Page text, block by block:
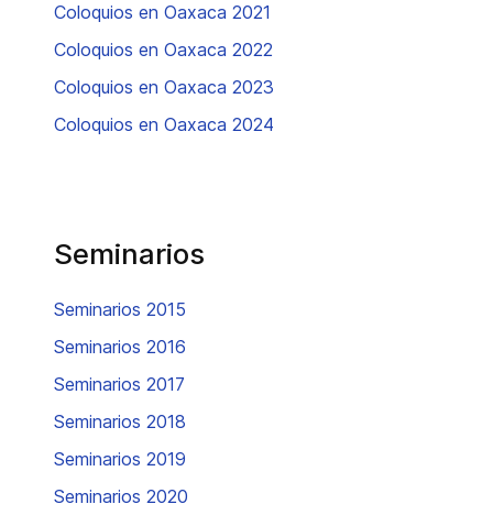
Coloquios en Oaxaca 2021
Coloquios en Oaxaca 2022
Coloquios en Oaxaca 2023
Coloquios en Oaxaca 2024
Seminarios
Seminarios 2015
Seminarios 2016
Seminarios 2017
Seminarios 2018
Seminarios 2019
Seminarios 2020